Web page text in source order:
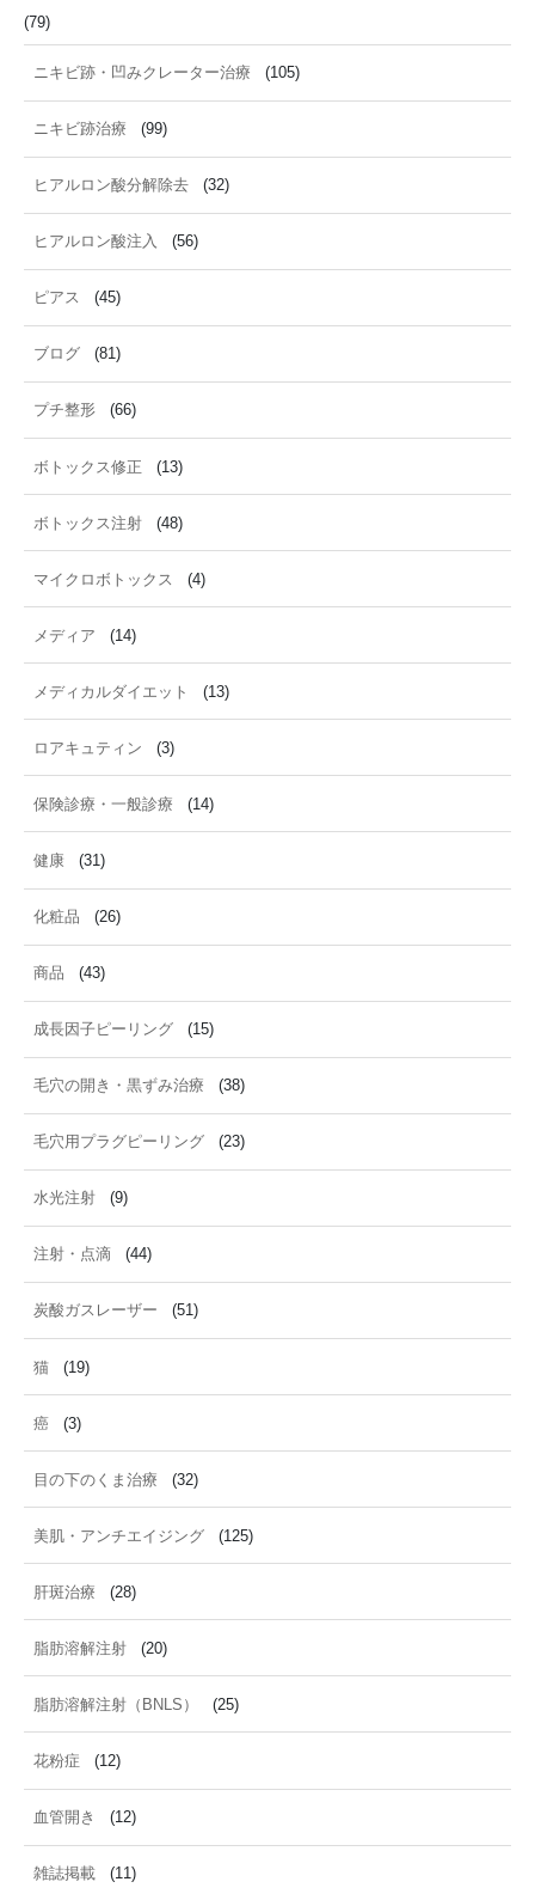
(79)
ニキビ跡・凹みクレーター治療 (105)
ニキビ跡治療 (99)
ヒアルロン酸分解除去 (32)
ヒアルロン酸注入 (56)
ピアス (45)
ブログ (81)
プチ整形 (66)
ボトックス修正 (13)
ボトックス注射 (48)
マイクロボトックス (4)
メディア (14)
メディカルダイエット (13)
ロアキュティン (3)
保険診療・一般診療 (14)
健康 (31)
化粧品 (26)
商品 (43)
成長因子ピーリング (15)
毛穴の開き・黒ずみ治療 (38)
毛穴用プラグピーリング (23)
水光注射 (9)
注射・点滴 (44)
炭酸ガスレーザー (51)
猫 (19)
癌 (3)
目の下のくま治療 (32)
美肌・アンチエイジング (125)
肝斑治療 (28)
脂肪溶解注射 (20)
脂肪溶解注射（BNLS） (25)
花粉症 (12)
血管開き (12)
雑誌掲載 (11)